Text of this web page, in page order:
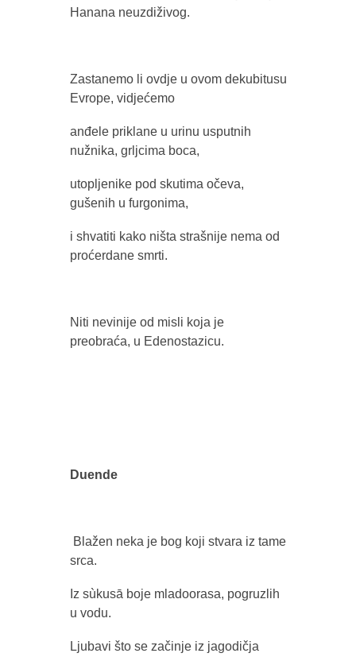
Hanana neuzdiživog.
Zastanemo li ovdje u ovom dekubitusu
Evrope, vidjećemo
anđele priklane u urinu usputnih
nužnika, grljcima boca,
utopljenike pod skutima očeva,
gušenih u furgonima,
i shvatiti kako ništa strašnije nema od
proćerdane smrti.
Niti nevinije od misli koja je
preobraća, u Edenostazicu.
Duende
Blažen neka je bog koji stvara iz tame
srca.
Iz sùkusā boje mladoorasa, pogruzlih
u vodu.
Ljubavi što se začinje iz jagodičja